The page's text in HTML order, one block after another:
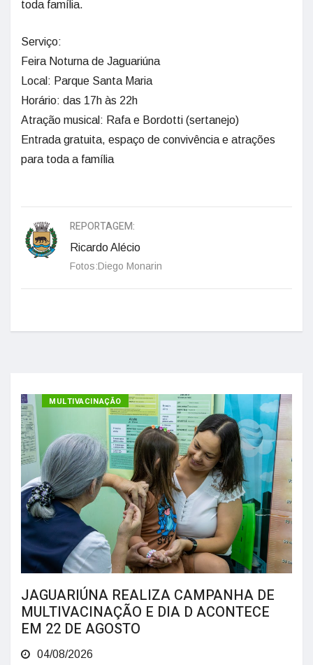
toda família.
Serviço:
Feira Noturna de Jaguariúna
Local: Parque Santa Maria
Horário: das 17h às 22h
Atração musical: Rafa e Bordotti (sertanejo)
Entrada gratuita, espaço de convivência e atrações
para toda a família
REPORTAGEM:
Ricardo Alécio
Fotos:Diego Monarin
MULTIVACINAÇÃO
JAGUARIÚNA REALIZA CAMPANHA DE
MULTIVACINAÇÃO E DIA D ACONTECE
EM 22 DE AGOSTO
04/08/2026